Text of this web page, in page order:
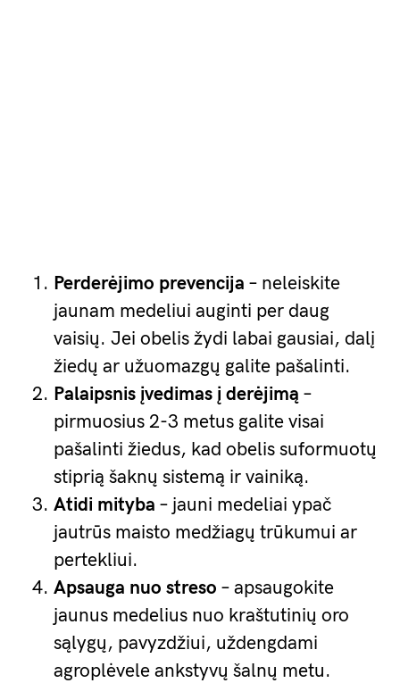
Perderėjimo prevencija – neleiskite
jaunam medeliui auginti per daug
vaisių. Jei obelis žydi labai gausiai, dalį
žiedų ar užuomazgų galite pašalinti.
Palaipsnis įvedimas į derėjimą –
pirmuosius 2-3 metus galite visai
pašalinti žiedus, kad obelis suformuotų
stiprią šaknų sistemą ir vainiką.
Atidi mityba – jauni medeliai ypač
jautrūs maisto medžiagų trūkumui ar
pertekliui.
Apsauga nuo streso – apsaugokite
jaunus medelius nuo kraštutinių oro
sąlygų, pavyzdžiui, uždengdami
agroplėvele ankstyvų šalnų metu.